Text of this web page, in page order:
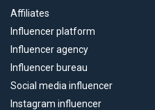
Affiliates
Influencer platform
Influencer agency
Influencer bureau
Social media influencer
Instagram influencer